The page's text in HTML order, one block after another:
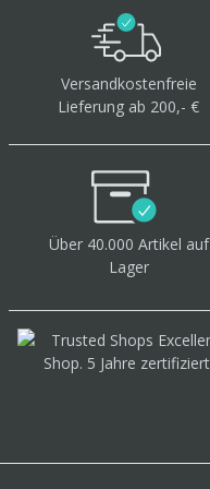
Versandkostenfreie
Lieferung ab 200,- €
Über 40.000 Artikel auf
Lager